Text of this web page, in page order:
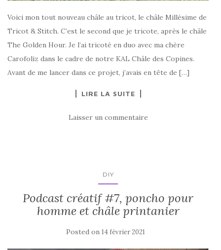
Voici mon tout nouveau châle au tricot, le châle Millésime de
Tricot & Stitch. C’est le second que je tricote, après le châle
The Golden Hour. Je l’ai tricoté en duo avec ma chère
Carofoliz dans le cadre de notre KAL Châle des Copines.
Avant de me lancer dans ce projet, j’avais en tête de […]
LIRE LA SUITE
Laisser un commentaire
DIY
Podcast créatif #7, poncho pour
homme et châle printanier
Posted on 14 février 2021